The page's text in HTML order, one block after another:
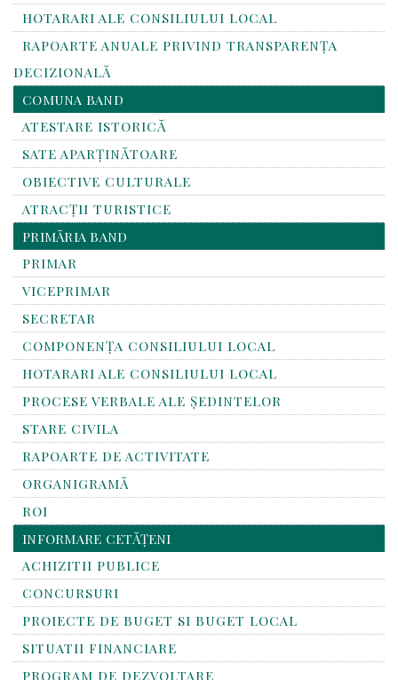
HOTARARI ALE CONSILIULUI LOCAL
RAPOARTE ANUALE PRIVIND TRANSPARENŢA
DECIZIONALĂ
COMUNA BAND
ATESTARE ISTORICĂ
SATE APARȚINĂTOARE
OBIECTIVE CULTURALE
ATRACȚII TURISTICE
PRIMĂRIA BAND
PRIMAR
VICEPRIMAR
SECRETAR
COMPONENȚA CONSILIULUI LOCAL
HOTARARI ALE CONSILIULUI LOCAL
PROCESE VERBALE ALE ȘEDINTELOR
STARE CIVILA
RAPOARTE DE ACTIVITATE
ORGANIGRAMĂ
ROI
INFORMARE CETĂȚENI
ACHIZITII PUBLICE
CONCURSURI
PROIECTE DE BUGET SI BUGET LOCAL
SITUATII FINANCIARE
PROGRAM DE DEZVOLTARE